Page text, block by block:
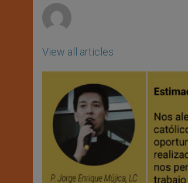
View all articles